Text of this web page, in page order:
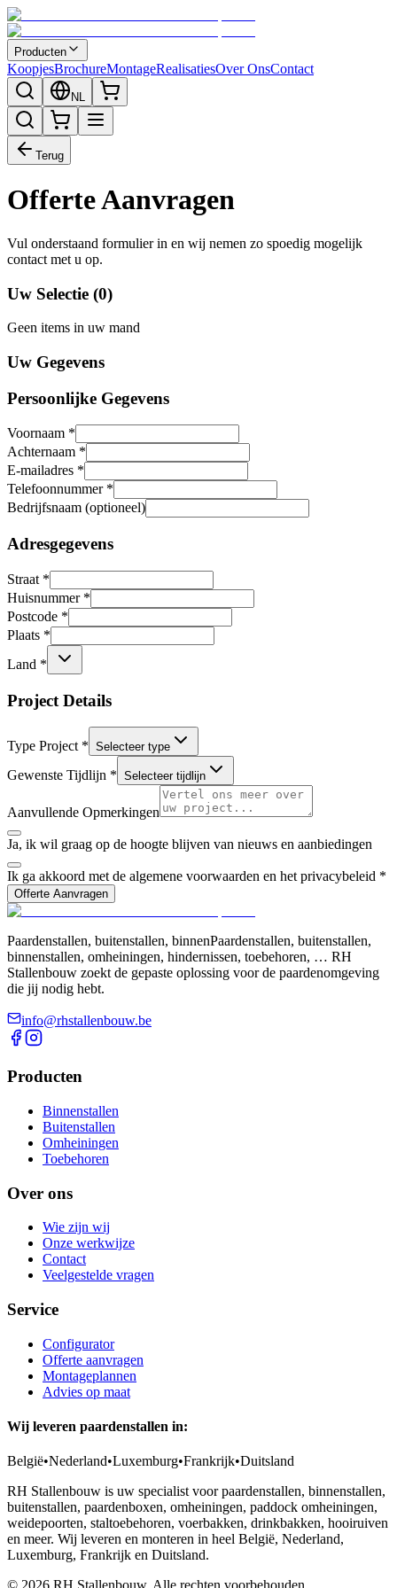
Producten
KoopjesBrochureMontageRealisatiesOver OnsContact
NL
Terug
Offerte Aanvragen
Vul onderstaand formulier in en wij nemen zo spoedig mogelijk
contact met u op.
Uw Selectie (0)
Geen items in uw mand
Uw Gegevens
Persoonlijke Gegevens
Voornaam *
Achternaam *
E-mailadres *
Telefoonnummer *
Bedrijfsnaam (optioneel)
Adresgegevens
Straat *
Huisnummer *
Postcode *
Plaats *
Land *
Project Details
Type Project * Selecteer type
Gewenste Tijdlijn * Selecteer tijdlijn
Aanvullende Opmerkingen
Ja, ik wil graag op de hoogte blijven van nieuws en aanbiedingen
Ik ga akkoord met de algemene voorwaarden en het privacybeleid *
Offerte Aanvragen
Paardenstallen, buitenstallen, binnenPaardenstallen, buitenstallen,
binnenstallen, omheiningen, hindernissen, toebehoren, … RH
Stallenbouw zoekt de gepaste oplossing voor de paardenomgeving
die jij nodig hebt.
info@rhstallenbouw.be
Producten
Binnenstallen
Buitenstallen
Omheiningen
Toebehoren
Over ons
Wie zijn wij
Onze werkwijze
Contact
Veelgestelde vragen
Service
Configurator
Offerte aanvragen
Montageplannen
Advies op maat
Wij leveren paardenstallen in:
België•Nederland•Luxemburg•Frankrijk•Duitsland
RH Stallenbouw is uw specialist voor paardenstallen, binnenstallen,
buitenstallen, paardenboxen, omheiningen, paddock omheiningen,
weidepoorten, staltoebehoren, voerbakken, drinkbakken, hooiruiven
en meer. Wij leveren en monteren in heel België, Nederland,
Luxemburg, Frankrijk en Duitsland.